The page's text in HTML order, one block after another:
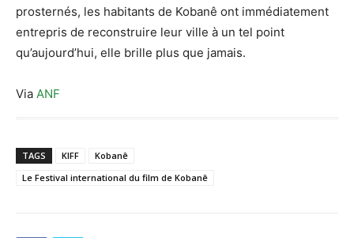
prosternés, les habitants de Kobanê ont immédiatement
entrepris de reconstruire leur ville à un tel point
qu’aujourd’hui, elle brille plus que jamais.
Via ANF
TAGS KIFF
Kobanê
Le Festival international du film de Kobanê